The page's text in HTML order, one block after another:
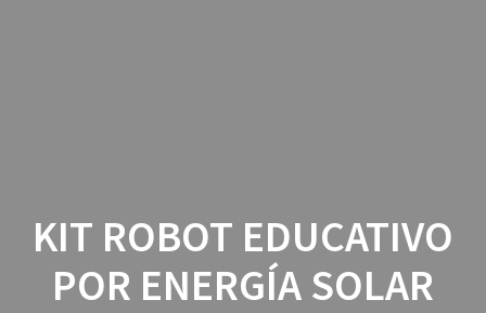
KIT ROBOT EDUCATIVO
POR ENERGÍA SOLAR